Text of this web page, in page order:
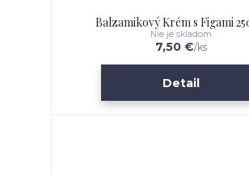
Balzamikový Krém s Figami
7,50 €/ks
Nie je skladom
Detail